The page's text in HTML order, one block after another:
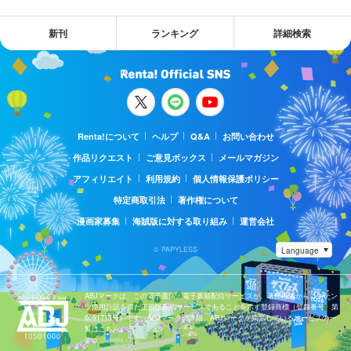
新刊 ランキング 詳細検索
Renta!について ヘルプ Q&A
お問い合わせ
作品リクエスト
ご意見ボックス
メールマガジン
アフィリエイト
利用規約
個人情報保護ポリシー
特定商取引法
著作権について
漫画家募集
海賊版に対する取り組み 運営会社
© PAPYLESS
ABJマークは、この電子書店・電子書籍配信サービスが、著作権者からコンテン
ツ使用許諾を得た正規版配信サービスであることを示す登録商標（登録番号 第
6091713号）です。ABJマークの詳細、ABJマークを掲示しているサービスの一
覧はこちら。
https://aebs.or.jp